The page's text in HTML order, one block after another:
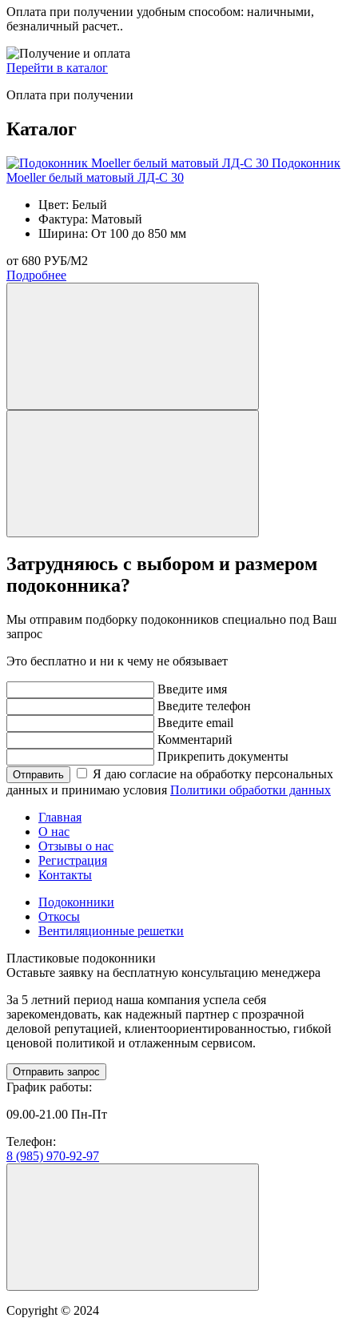
Оплата при получении удобным способом: наличными,
безналичный расчет..
Перейти в каталог
Оплата при получении
Каталог
Подоконник
Moeller белый матовый ЛД-С 30
Цвет: Белый
Фактура: Матовый
Ширина: От 100 до 850 мм
от 680 РУБ/М2
Подробнее
Затрудняюсь с выбором и размером
подоконника?
Мы отправим подборку подоконников специально под Ваш
запроc
Это бесплатно и ни к чему не обязывает
Введите имя
Введите телефон
Введите email
Комментарий
Прикрепить документы
Отправить
Я даю согласие на обработку персональных
данных и принимаю условия Политики обработки данных
Главная
О нас
Отзывы о нас
Регистрация
Контакты
Подоконники
Откосы
Вентиляционные решетки
Пластиковые подоконники
Оставьте заявку на бесплатную консультацию менеджера
За 5 летний период наша компания успела себя
зарекомендовать, как надежный партнер с прозрачной
деловой репутацией, клиентоориентированностью, гибкой
ценовой политикой и отлаженным сервисом.
Отправить запрос
График работы:
09.00-21.00 Пн-Пт
Телефон:
8 (985) 970-92-97
Copyright © 2024